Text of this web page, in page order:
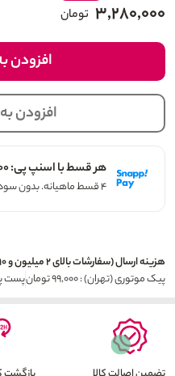
۳,۲۸۰,۰۰۰ تومان
افزودن
افزودن
هر قسط با اسنپ پی: ۸۲۰,۰۰۰ تومان
۴ قسط ماهیانه. بدون سود. چک و ضامن
هزینه ارسال (سفارشات بالای ۲ میلیون و ۲۹۰ هزار تومان رایگان می باشد)
پیک موتوری (تهران) : ۹۹,۰۰۰ تومان
پست